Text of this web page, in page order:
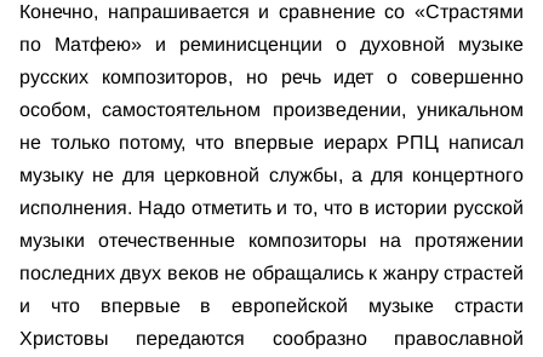
Конечно, напрашивается и сравнение со «Страстями
по Матфею» и реминисценции о духовной музыке
русских композиторов, но речь идет о совершенно
особом, самостоятельном произведении, уникальном
не только потому, что впервые иерарх РПЦ написал
музыку не для церковной службы, а для концертного
исполнения. Надо отметить и то, что в истории русской
музыки отечественные композиторы на протяжении
последних двух веков не обращались к жанру страстей
и что впервые в европейской музыке страсти
Христовы передаются сообразно православной